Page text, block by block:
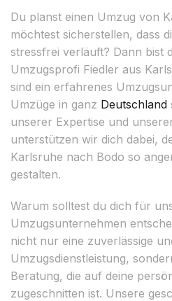
Du planst einen Umzug von
möchtest sicherstellen, dass
stressfrei verläuft? Dann bist
Umzugsprofi Fiedler aus
sind ein erfahrenes
Umzüge in ganz Deutschland
unserer Expertise und
unterstützen wir dich dabei,
Karlsruhe nach Bodo so
gestalten.
Warum solltest du dich für
Umzugsunternehmen
nicht nur eine zuverlässige
Umzugsdienstleistung,
Beratung, die auf deine
zugeschnitten ist. Unsere